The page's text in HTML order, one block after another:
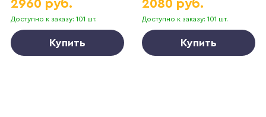
Доступно к заказу: 101 шт.
2960 руб.
Купить
Доступно к заказу: 101 шт.
2080 руб.
Купить